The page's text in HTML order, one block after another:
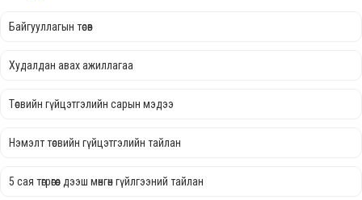
Байгууллагын төсөв
Худалдан авах ажиллагаа
Төсвийн гүйцэтгэлийн сарын мэдээ
Нэмэлт төсвийн гүйцэтгэлийн тайлан
5 сая төгрөгөөс дээш мөнгөн гүйлгээний тайлан